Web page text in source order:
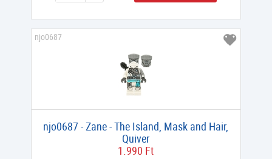
njo0687 - Zane - The Island, Mask and Hair,
Quiver
1.990 Ft
njo0687